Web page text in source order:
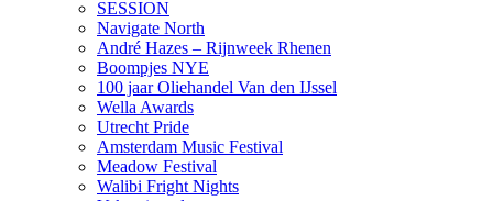
SESSION
Navigate North
André Hazes – Rijnweek Rhenen
Boompjes NYE
100 jaar Oliehandel Van den IJssel
Wella Awards
Utrecht Pride
Amsterdam Music Festival
Meadow Festival
Walibi Fright Nights